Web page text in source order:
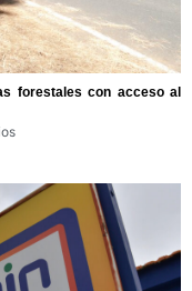
forestales con acceso al